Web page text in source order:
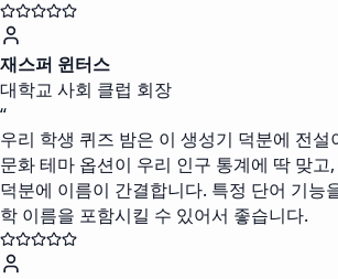
재스퍼 윈터스
대학교 사회 클럽 회장
“
우리 학생 퀴즈 밤은 이 생성기 덕분에 전설
문화 테마 옵션이 우리 인구 통계에 딱 맞고
덕분에 이름이 간결합니다. 특정 단어 기능
학 이름을 포함시킬 수 있어서 좋습니다.